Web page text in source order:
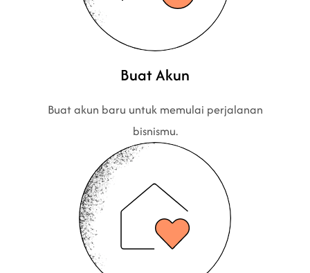
Buat Akun
Buat akun baru untuk memulai perjalanan
bisnismu.